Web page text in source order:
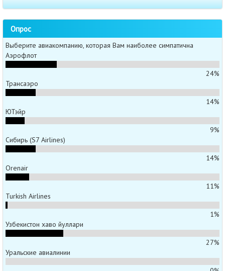
Опрос
Выберите авиакомпанию, которая Вам наиболее симпатична
Аэрофлот
24%
Трансаэро
14%
ЮТэйр
9%
Сибирь (S7 Airlines)
14%
Orenair
11%
Turkish Airlines
1%
Узбекистон хаво йуллари
27%
Уральские авиалинии